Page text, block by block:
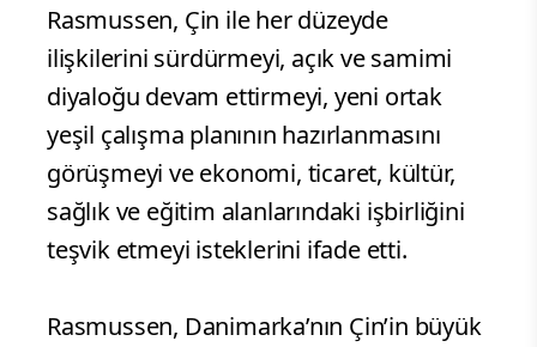
Rasmussen, Çin ile her düzeyde
ilişkilerini sürdürmeyi, açık ve samimi
diyaloğu devam ettirmeyi, yeni ortak
yeşil çalışma planının hazırlanmasını
görüşmeyi ve ekonomi, ticaret, kültür,
sağlık ve eğitim alanlarındaki işbirliğini
teşvik etmeyi isteklerini ifade etti.
Rasmussen, Danimarka’nın Çin’in büyük